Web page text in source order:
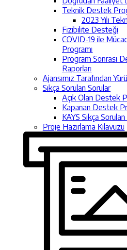
Teknik Destek
2023 Yılı
Fizibilite Desteği
COVID-19 ile
Programı
Program Sonrası
Raporları
Ajansımız Tarafından
Sıkça Sorulan Sorular
Açık Olan Destek
Kapanan Destek
KAYS Sıkça
Proje Hazırlama Kılavuzu